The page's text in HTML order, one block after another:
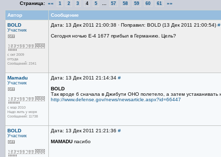
Страница: «« 1 2 3 4 5 57 58 59 60 61 »»
Автор
Сообщение
BOLD
Участник
с окт 2009
оттуда
Сообщений: 2341
Дата: 13 Дек 2011 21:00:38 · Поправил: BOLD (13 Дек 2011 21:00:54) #
Сегодня ночью Е-4 1677 прибыл в Германию. Цель?
Mamadu
Участник
с мар 2010
Надо жить у моря
Сообщений: 11738
Дата: 13 Дек 2011 21:14:34 #
BOLD
Так вроде б сначала в Джибути ОНО полетело, а затем
http://www.defense.gov/news/newsarticle.aspx?id=66447
BOLD
Участник
Дата: 13 Дек 2011 21:21:36 #
MAMADU пасибо